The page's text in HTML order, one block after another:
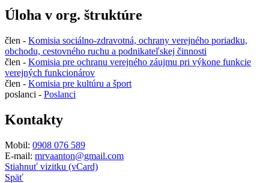
Úloha v org. štruktúre
člen - Komisia sociálno-zdravotná, ochrany verejného poriadku,
obchodu, cestovného ruchu a podnikateľskej činnosti
člen - Komisia pre ochranu verejného záujmu pri výkone funkcie
verejných funkcionárov
člen - Komisia pre kultúru a šport
poslanci - Poslanci
Kontakty
Mobil: 0908 076 589
E-mail: mrvaanton@gmail.com
Stiahnuť vizitku (vCard)
Späť